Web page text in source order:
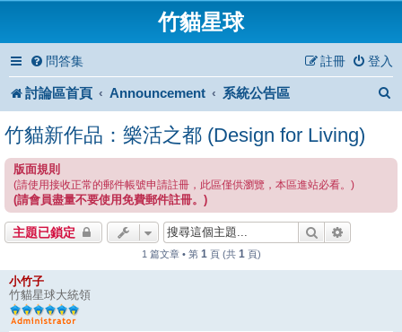
竹貓星球
問答集 登入
註冊
討論區首頁 Announcement 系統公告區
竹貓新作品：樂活之都 (Design for Living)
版面規則
(請使用接收正常的郵件帳號申請註冊，此區僅供瀏覽，本區進站必看。)
(請會員盡量不要使用免費郵件註冊。)
主題已鎖定 搜尋
1 篇文章 • 第 1 頁 (共 1 頁)
小竹子
竹貓星球大統領